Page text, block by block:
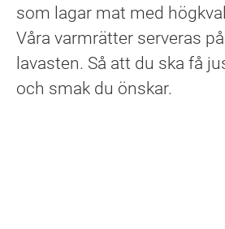
som lagar mat med
Våra varmrätter serveras
lavasten. Så att du ska få
och smak du önskar.